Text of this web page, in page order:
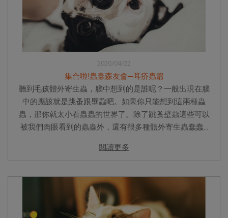
2020/04/22
集合啦!蟲蟲森友會─耳疥蟲篇
聽到毛孩體外寄生蟲，腦中想到的是誰呢？一般出現在腦
中的應該就是跳蚤跟壁蝨吧。如果你只能想到這兩種蟲
蟲，那你就太小看蟲蟲的世界了。除了跳蚤壁蝨這些可以
被我們肉眼看到的蟲蟲外，還有很多種體外寄生蟲蠢蠢...
閱讀更多